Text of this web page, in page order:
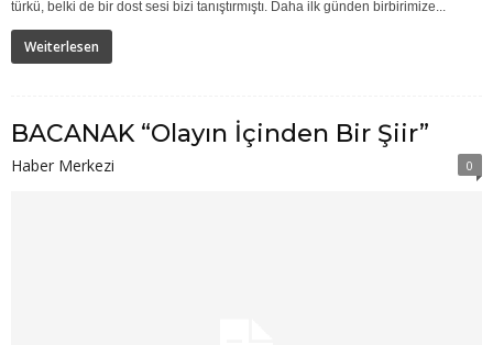
türkü, belki de bir dost sesi bizi tanıştırmıştı. Daha ilk günden birbirimize...
Weiterlesen
BACANAK “Olayın İçinden Bir Şiir”
Haber Merkezi 0